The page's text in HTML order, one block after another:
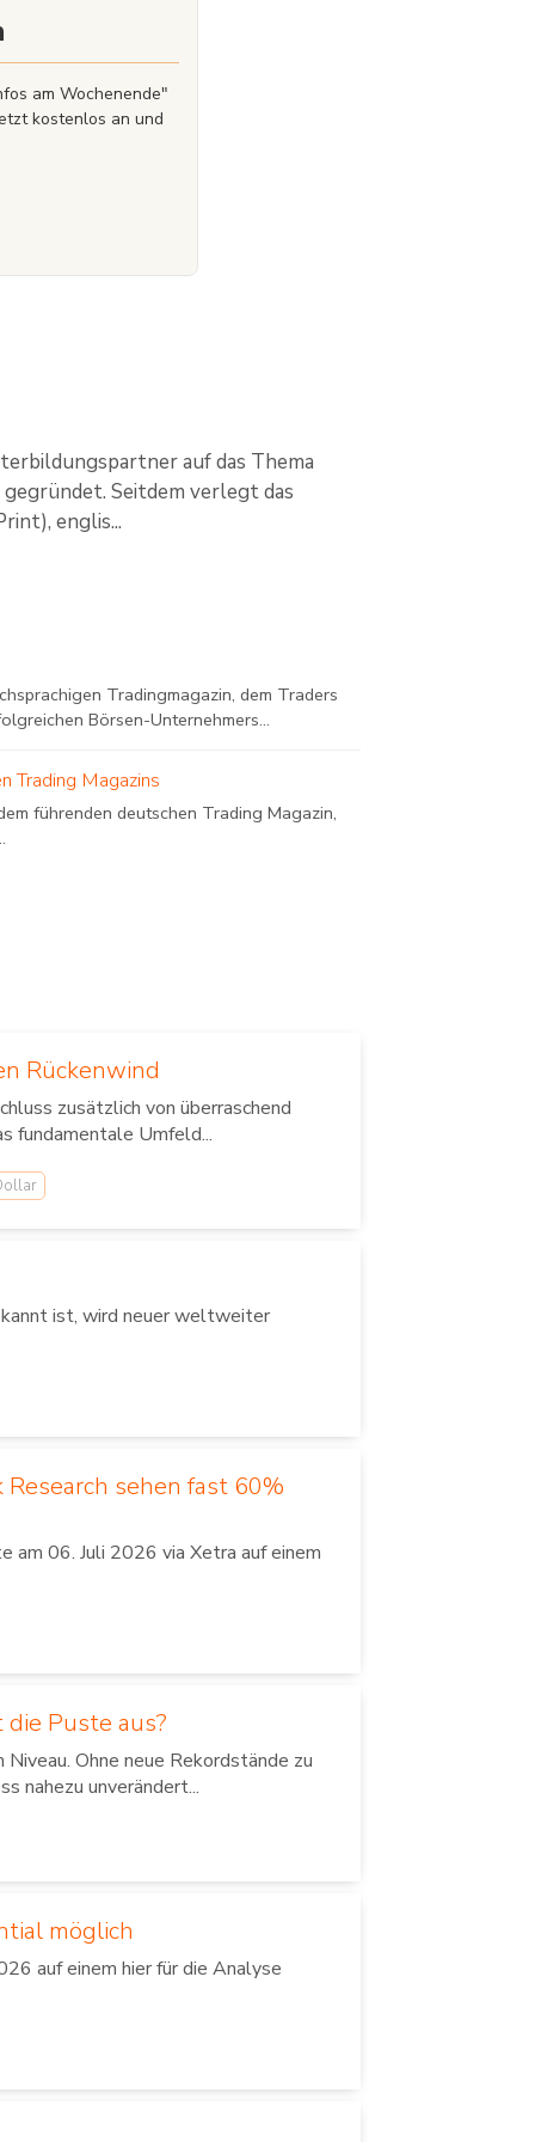
am Wochenende"
kostenlos an und
auf das Thema
gegründet. Seitdem verlegt das
englis...
Tradingmagazin, dem Traders
Börsen-Unternehmers...
Trading Magazins
führenden deutschen Trading Magazin,
Rückenwind
zusätzlich von überraschend
fundamentale Umfeld...
ist, wird neuer weltweiter
sehen fast 60%
am 06. Juli 2026 via Xetra auf einem
Puste aus?
Ohne neue Rekordstände zu
nahezu unverändert...
möglich
auf einem hier für die Analyse